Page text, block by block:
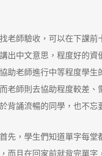
老師驗收，可以在下課
出中文意思，程度好的
助老師進行中等程度學
老師則去協助程度較差
背誦流暢的同學，也不忘
先，學生們知道單字每
而且在回家前就背完單